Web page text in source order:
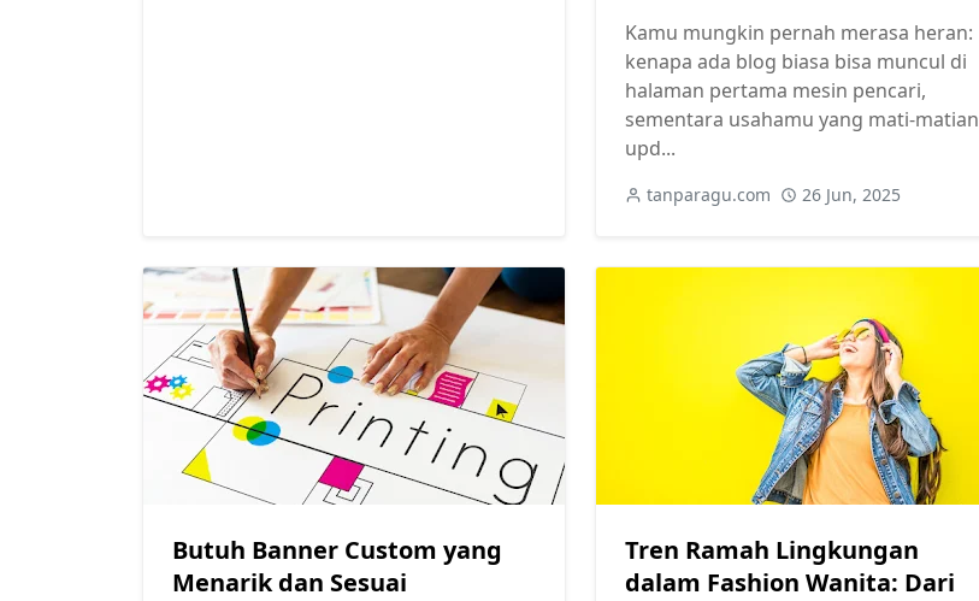
Kamu mungkin pernah merasa heran:
kenapa ada blog biasa bisa muncul di
halaman pertama mesin pencari,
sementara usahamu yang mati-matian
upd...
tanparagu.com 26 Jun, 2025
Butuh Banner Custom yang
Menarik dan Sesuai
Tren Ramah Lingkungan
dalam Fashion Wanita: Dari